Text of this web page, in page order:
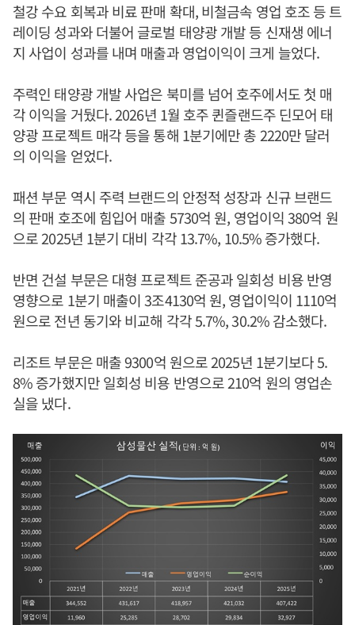
철강 수요 회복과 비료 판매 확대, 비철금속 영업 호조 등 트
레이딩 성과와 더불어 글로벌 태양광 개발 등 신재생 에너
지 사업이 성과를 내며 매출과 영업이익이 크게 늘었다.
주력인 태양광 개발 사업은 북미를 넘어 호주에서도 첫 매
각 이익을 거뒀다. 2026년 1월 호주 퀸즐랜드주 딘모어 태
양광 프로젝트 매각 등을 통해 1분기에만 총 2220만 달러
의 이익을 얻었다.
패션 부문 역시 주력 브랜드의 안정적 성장과 신규 브랜드
의 판매 호조에 힘입어 매출 5730억 원, 영업이익 380억 원
으로 2025년 1분기 대비 각각 13.7%, 10.5% 증가했다.
반면 건설 부문은 대형 프로젝트 준공과 일회성 비용 반영
영향으로 1분기 매출이 3조4130억 원, 영업이익이 1110억
원으로 전년 동기와 비교해 각각 5.7%, 30.2% 감소했다.
리조트 부문은 매출 9300억 원으로 2025년 1분기보다 5.
8% 증가했지만 일회성 비용 반영으로 210억 원의 영업손
실을 냈다.